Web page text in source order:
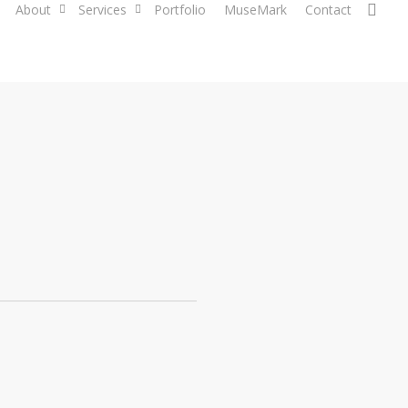
About Services Portfolio MuseMark Contact